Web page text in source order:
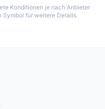
Konditionen je nach Anbieter
Symbol für weitere Details.